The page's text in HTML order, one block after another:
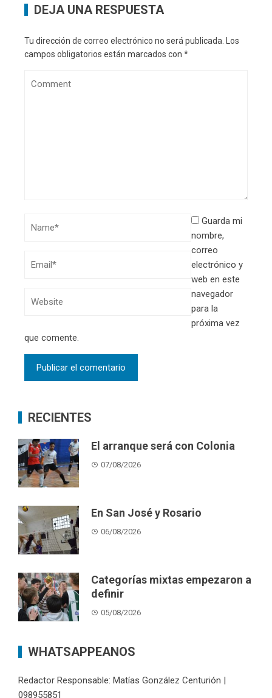
DEJA UNA RESPUESTA
Tu dirección de correo electrónico no será publicada.
Los
campos obligatorios están marcados con *
Guarda mi
nombre,
correo
electrónico y
web en este
navegador
para la
próxima vez
que comente.
RECIENTES
El arranque será con Colonia
07/08/2026
En San José y Rosario
06/08/2026
Categorías mixtas empezaron a
definir
05/08/2026
WHATSAPPEANOS
Redactor Responsable: Matías González Centurión |
098955851